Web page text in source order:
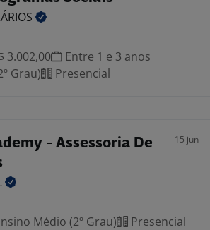
3.002,00
Entre 1 e 3 anos
Grau)
Presencial
- Assessoria De
15 jun
Médio (2º Grau) Presencial